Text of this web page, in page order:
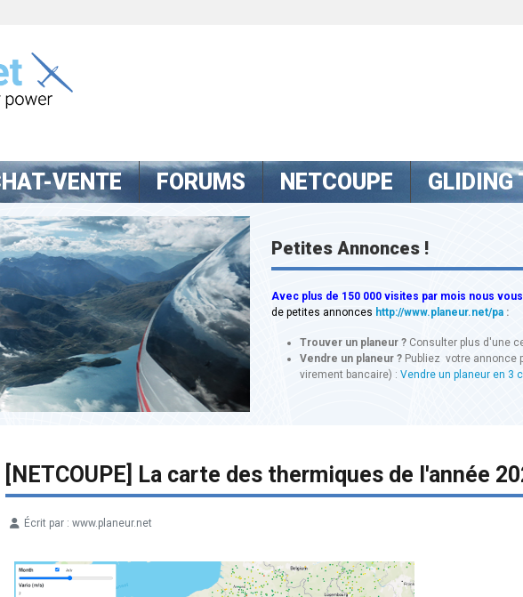
VENTE FORUMS NETCOUPE GLIDING
Petites Annonces !
Avec plus de 150 000 visites par mois nous
de petites annonces http://www.planeur.net/pa:
Trouver un planeur ? Consulter plus d'une
Vendre un planeur ? Publiez votre annonce
virement bancaire) : Vendre un planeur en 3
[NETCOUPE] La carte des thermiques de l'année
Écrit par : www.planeur.net